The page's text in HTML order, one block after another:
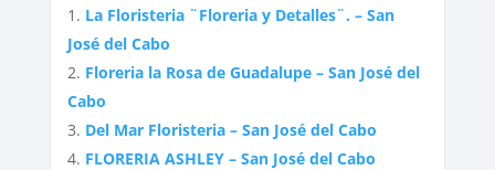
La Floristeria ¨Floreria y Detalles¨. – San
José del Cabo
Floreria la Rosa de Guadalupe – San José del
Cabo
Del Mar Floristeria – San José del Cabo
FLORERIA ASHLEY – San José del Cabo